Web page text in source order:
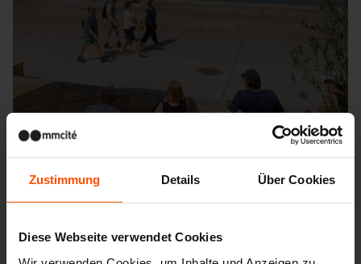
Zustimmung Details Über Cookies
Diese Webseite verwendet Cookies